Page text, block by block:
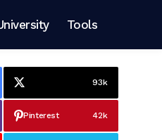
Tools
93k
Pinterest 42k